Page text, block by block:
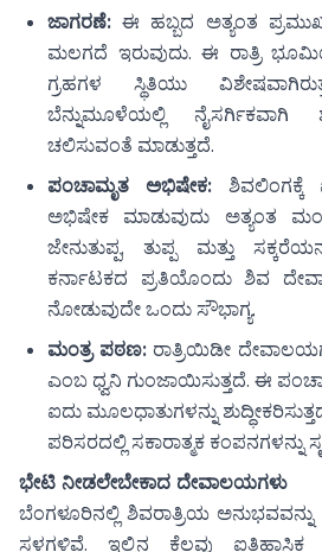
ಜಾಗರಣೆ: ಈ ಹಬ್ಬದ ಅತ್ಯಂತ
ಮಲಗದೆ ಇರುವುದು. ಈ ರಾತ್ರಿ
ಗ್ರಹಗಳ ಸ್ಥಿತಿಯು
ಬೆನ್ನುಮೂಳೆಯಲ್ಲಿ ನೈಸರ್ಗಿಕವಾಗಿ
ಚಲಿಸುವಂತೆ ಮಾಡುತ್ತದೆ.
ಪಂಚಾಮೃತ ಅಭಿಷೇಕ: ಶಿವಲಿಂಗಕ್ಕೆ
ಅಭಿಷೇಕ ಮಾಡುವುದು ಅತ್ಯಂತ
ಜೇನುತುಪ್ಪ, ತುಪ್ಪ ಮತ್ತು
ಕರ್ನಾಟಕದ ಪ್ರತಿಯೊಂದು ಶಿವ
ನೋಡುವುದೇ ಒಂದು ಸೌಭಾಗ್ಯ.
ಮಂತ್ರ ಪಠಣ: ರಾತ್ರಿಯಿಡೀ
ಎಂಬ ಧ್ವನಿ ಗುಂಜಾಯಿಸುತ್ತದೆ. ಈ
ಐದು ಮೂಲಧಾತುಗಳನ್ನು
ಪರಿಸರದಲ್ಲಿ ಸಕಾರಾತ್ಮಕ ಕಂಪನಗಳನ್ನು
ಭೇಟಿ ನೀಡಲೇಬೇಕಾದ ದೇವಾಲಯಗಳು
ಬೆಂಗಳೂರಿನಲ್ಲಿ ಶಿವರಾತ್ರಿಯ
ಸ್ಥಳಗಳಿವೆ. ಇಲ್ಲಿನ ಕೆಲವು ಐತಿಹಾಸಿಕ